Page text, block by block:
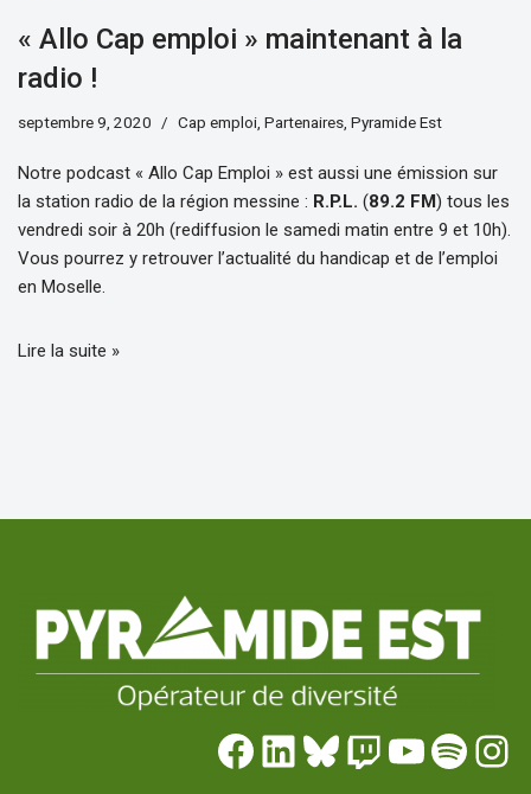
« Allo Cap emploi » maintenant à la
radio !
septembre 9, 2020 Cap emploi, Partenaires, Pyramide Est
Notre podcast « Allo Cap Emploi » est aussi une émission sur
la station radio de la région messine : R.P.L. (89.2 FM) tous les
vendredi soir à 20h (rediffusion le samedi matin entre 9 et 10h).
Vous pourrez y retrouver l’actualité du handicap et de l’emploi
en Moselle.
Lire la suite »